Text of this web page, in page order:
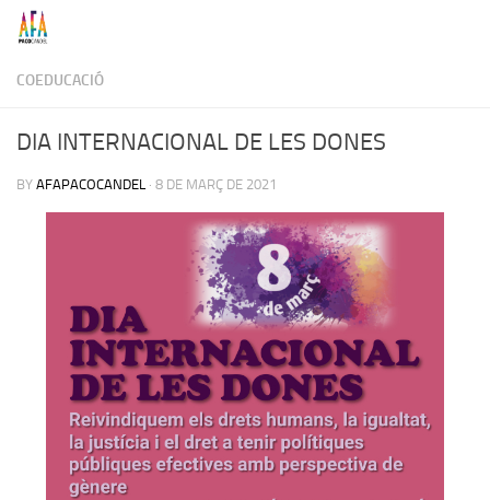
Skip to content
COEDUCACIÓ
DIA INTERNACIONAL DE LES DONES
BY AFAPACOCANDEL · 8 DE MARÇ DE 2021